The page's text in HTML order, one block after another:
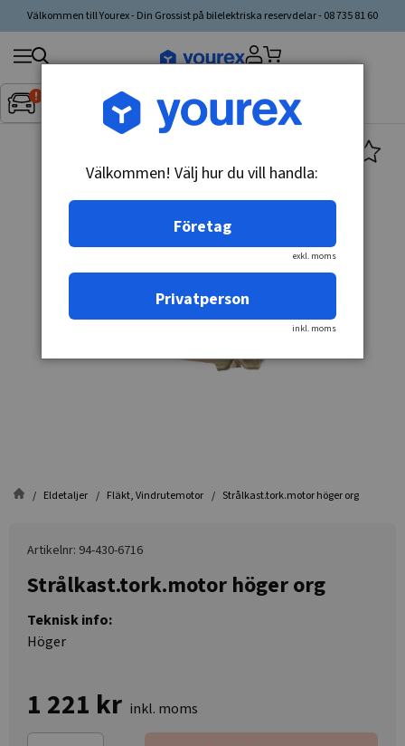
Välkommen till Yourex - Din Grossist på bilelektriska reservdelar - 08 735 81 60
Inget fordon valt▼
Sök
produkt,
tillverkare,
Eldetaljer Fläkt, Vindrutemotor Strålkast.tork.motor höger org
Artikelnr: 94-430-6716
Strålkast.tork.motor höger org
Teknisk info:
Höger
1 221 kr inkl. moms
Välkommen! Välj hur du vill handla:
Företag
exkl. moms
Privatperson
inkl. moms